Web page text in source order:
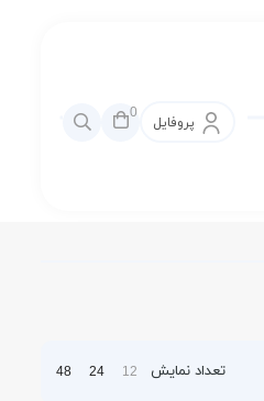
پروفایل
0
تعداد نمایش 12
24
48